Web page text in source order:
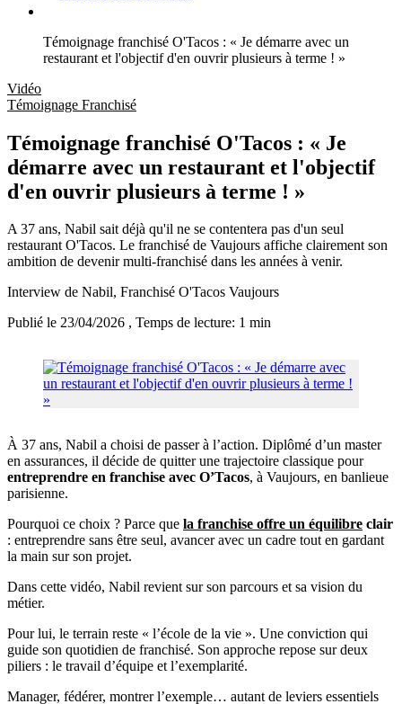
Témoignage franchisé O'Tacos : « Je démarre avec un
restaurant et l'objectif d'en ouvrir plusieurs à terme ! »
Vidéo
Témoignage Franchisé
Témoignage franchisé O'Tacos : « Je
démarre avec un restaurant et l'objectif
d'en ouvrir plusieurs à terme ! »
A 37 ans, Nabil sait déjà qu'il ne se contentera pas d'un seul
restaurant O'Tacos. Le franchisé de Vaujours affiche clairement son
ambition de devenir multi-franchisé dans les années à venir.
Interview de Nabil, Franchisé O'Tacos Vaujours
Publié le 23/04/2026 , Temps de lecture: 1 min
À 37 ans, Nabil a choisi de passer à l’action. Diplômé d’un master
en assurances, il décide de quitter une trajectoire classique pour
entreprendre en franchise avec O’Tacos, à Vaujours, en banlieue
parisienne.
Pourquoi ce choix ? Parce que la franchise offre un équilibre clair
: entreprendre sans être seul, avancer avec un cadre tout en gardant
la main sur son projet.
Dans cette vidéo, Nabil revient sur son parcours et sa vision du
métier.
Pour lui, le terrain reste « l’école de la vie ». Une conviction qui
guide son quotidien de franchisé. Son approche repose sur deux
piliers : le travail d’équipe et l’exemplarité.
Manager, fédérer, montrer l’exemple… autant de leviers essentiels